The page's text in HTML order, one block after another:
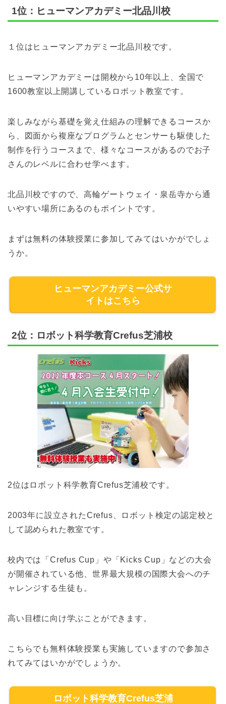
1位：ヒューマンアカデミー北品川校
１位はヒューマンアカデミー北品川校です。
ヒューマンアカデミーは開校から10年以上、全国 で
1600教室以上開講しているロボット教室です。
楽しみながら基礎を覚え仕組みの理解できるコースか
ら、図面から複座なプログラムとセンサーも駆使した
制作を行うコースまで、様々なコースがあるのでお子
さんのレベルに合わせ学べます。
北品川校ですので、高輪ゲートウェイ・泉岳寺から通
いやすい場所にあるのもポイントです。
まずは無料の体験授業に参加してみてはいかがでしょ
うか。
ヒューマンアカデミー公式サ
イトはこちら
2位：ロボット科学教育Crefus芝浦校
2位はロボット科学教育Crefus芝浦校です。
2003年に設立されたCrefus、ロボット検定の認定校と
して認められた教室です。
校内では「Crefus Cup」や「Kicks Cup」などの大会
が開催されている他、世界最大規模の国際大会へのチ
ャレンジする生徒も。
高い目標に向け学ぶことができます。
こちらでも無料体験授業も実施していますので参加さ
れてみてはいかがでしょうか。
ロボット科学教育Crefus芝浦